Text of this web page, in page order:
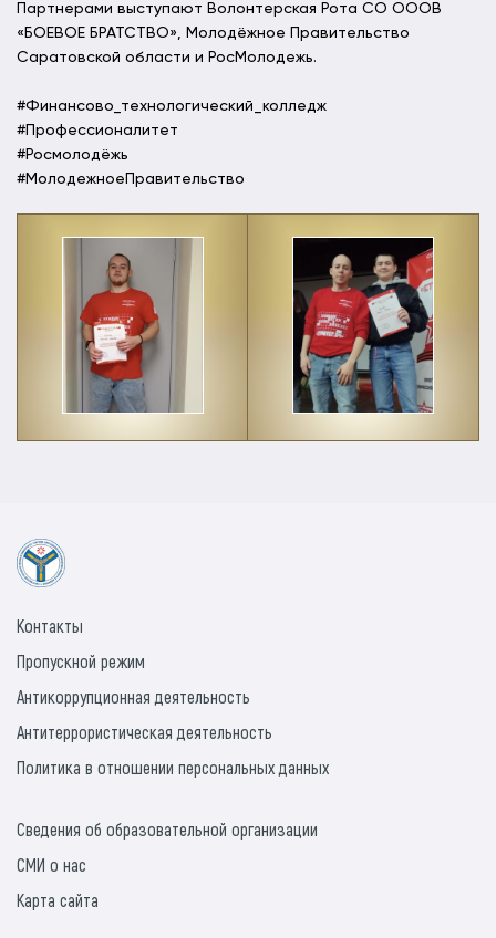
Партнерами выступают Волонтерская Рота СО ОООВ
«БОЕВОЕ БРАТСТВО», Молодёжное Правительство
Саратовской области и РосМолодежь.
#Финансово_технологический_колледж
#Профессионалитет
#Росмолодёжь
#МолодежноеПравительство
Контакты
Пропускной режим
Антикоррупционная деятельность
Антитеррористическая деятельность
Политика в отношении персональных данных
Сведения об образовательной организации
СМИ о нас
Карта сайта